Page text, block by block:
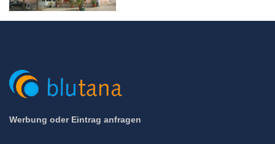
Werbung oder Eintrag anfragen